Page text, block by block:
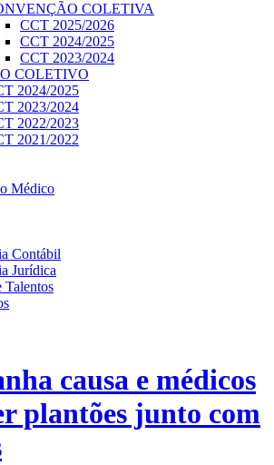
COLETIVA
CCT 2025/2026
CCT 2024/2025
CCT 2023/2024
COLETIVO
2024/2025
2023/2024
2022/2023
2021/2022
Médico
Contábil
Jurídica
Talentos
causa e médicos
plantões junto com